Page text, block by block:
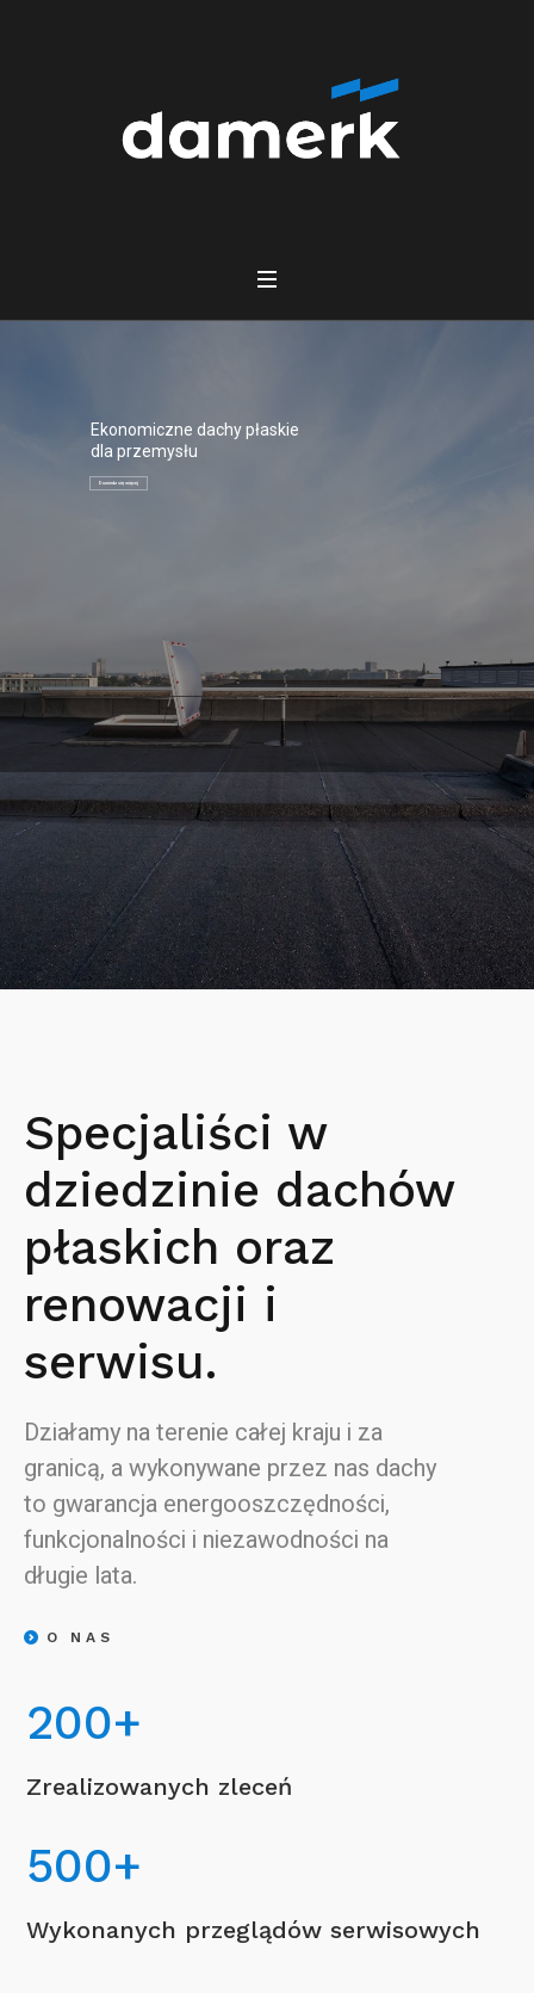
Ekonomiczne dachy płaskie
dla przemysłu
Dowiedz się więcej
Specjaliści w
dziedzinie dachów
płaskich oraz
renowacji i
serwisu.
Działamy na terenie całej kraju i za
granicą, a wykonywane przez nas dachy
to gwarancja energooszczędności,
funkcjonalności i niezawodności na
długie lata.
O NAS
200+
Zrealizowanych zleceń
500+
Wykonanych przeglądów serwisowych